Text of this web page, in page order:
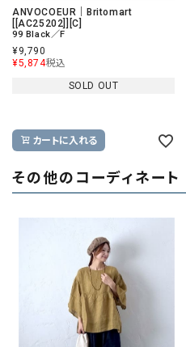
ANVOCOEUR｜Britomart
[[AC25202]][C]
99 Black／F
¥9,790
¥5,874税込
SOLD OUT
カートに入れる
その他のコーディネート